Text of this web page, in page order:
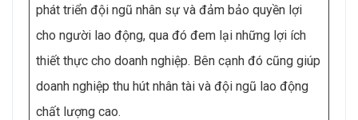
phát triển đội ngũ nhân sự và đảm bảo quyền lợi
cho người lao động, qua đó đem lại những lợi ích
thiết thực cho doanh nghiệp. Bên cạnh đó cũng giúp
doanh nghiệp thu hút nhân tài và đội ngũ lao động
chất lượng cao.